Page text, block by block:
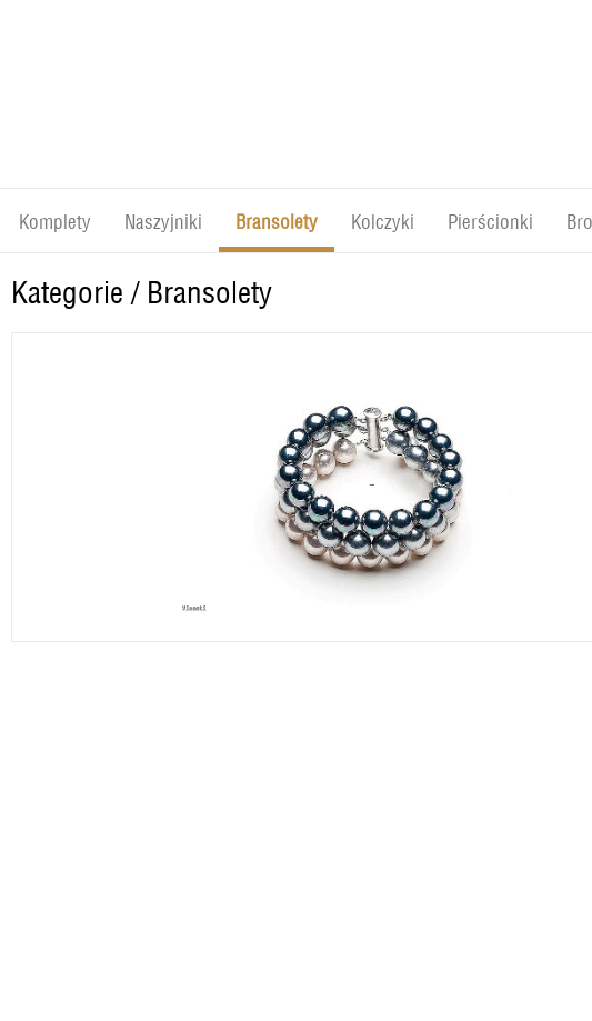
Komplety Naszyjniki Bransolety Kolczyki Pierścionki
Kategorie / Bransolety